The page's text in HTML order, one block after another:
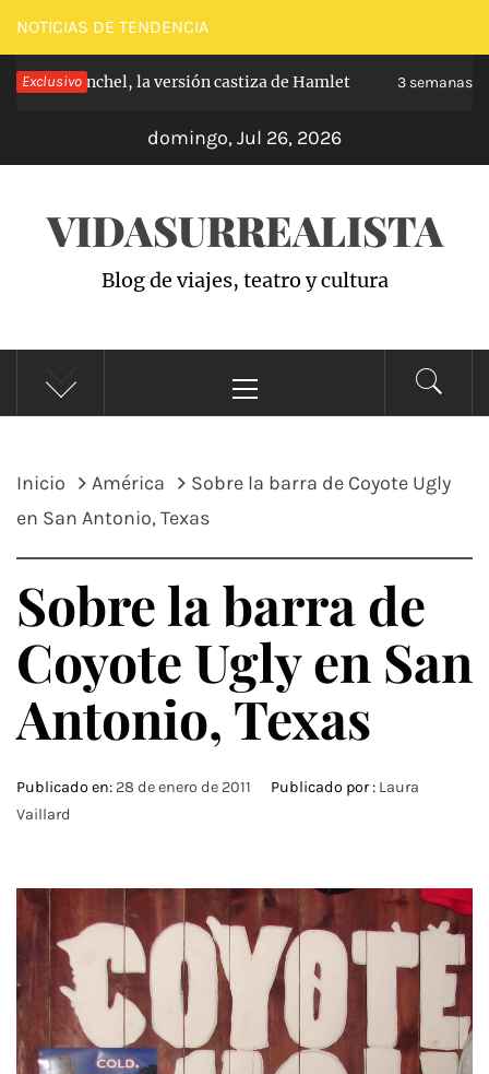
Saltar
al
contenido
NOTICIAS DE TENDENCIA
Exclusivo
Carabanchel, la versión castiza de Hamlet 3 semanas hace
domingo, Jul 26, 2026
VIDASURREALISTA
Blog de viajes, teatro y cultura
principal
Inicio América
Sobre la barra de Coyote Ugly
en San Antonio, Texas
Sobre la barra de
Coyote Ugly en San
Antonio, Texas
Publicado en: 28 de enero de 2011 Publicado por : Laura
Vaillard